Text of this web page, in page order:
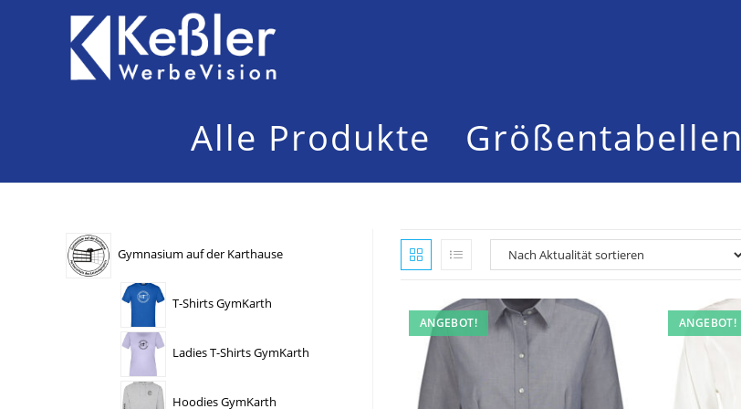
Alle Produkte Größentabellen
Gymnasium auf der Karthause
T-Shirts GymKarth
Ladies T-Shirts GymKarth
Hoodies GymKarth
ANGEBOT! ANGEBOT!